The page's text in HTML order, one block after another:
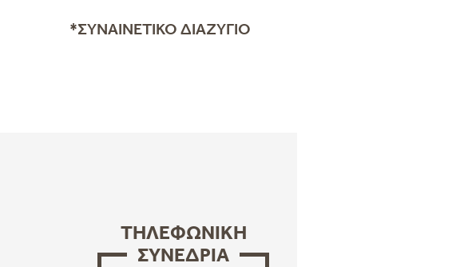
*ΣΥΝΑΙΝΕΤΙΚΌ ΔΙΑΖΎΓΙΟ
ΤΗΛΕΦΩΝΙΚΗ
ΣΥΝΕΔΡΙΑ